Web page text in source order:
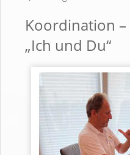
Koordination
„Ich und Du“